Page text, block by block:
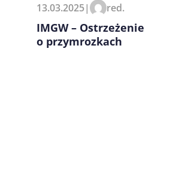
13.03.2025| red.
IMGW – Ostrzeżenie
o przymrozkach